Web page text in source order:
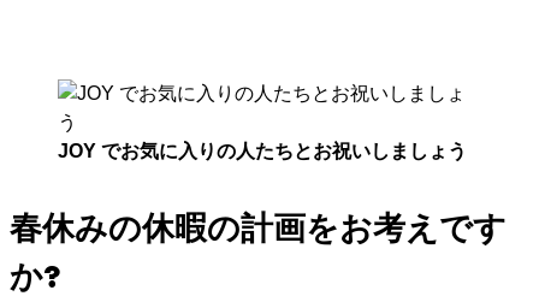
JOY でお気に入りの人たちとお祝いしましょう
春休みの休暇の計画をお考えです
か?